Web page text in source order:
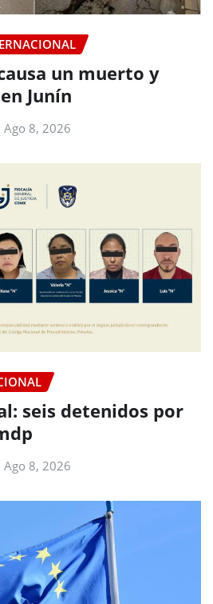
un muerto y
Junín
Ago 8, 2026
seis detenidos por
Ago 8, 2026